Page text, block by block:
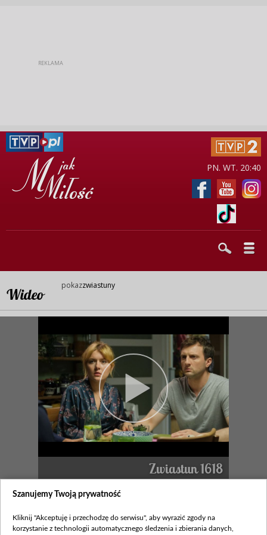
PN. WT. 20:40
Wideo
pokazzwiastuny
Zwiastun 1618
Zobacz również
Szanujemy Twoją prywatność
Kliknij "Akceptuję i przechodzę do serwisu", aby wyrazić zgody na
korzystanie z technologii automatycznego śledzenia i zbierania danych,